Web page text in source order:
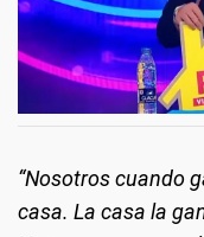
“Nosotros cuando
casa. La casa la